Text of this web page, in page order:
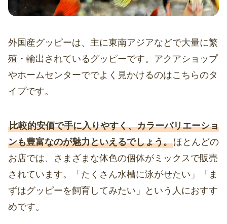
外国産グッピーは、主に東南アジアなどで大量に繁
殖・輸出されているグッピーです。アクアショップ
やホームセンターででよく見かけるのはこちらのタ
イプです。
比較的安価で手に入りやすく、カラーバリエーショ
ンも豊富なのが魅力といえるでしょう。ほとんどの
お店では、さまざまな体色の個体がミックスで販売
されています。「たくさん水槽に泳がせたい」「ま
ずはグッピーを飼育してみたい」という人におすす
めです。